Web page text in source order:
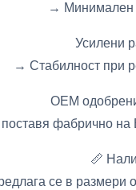
→ Минимален
Усилени
→ Стабилност при
OEM
фабрично на
📏
се в размери